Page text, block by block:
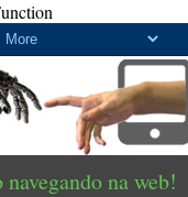
na web!